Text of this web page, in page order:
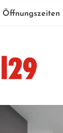
Öffnungszeiten